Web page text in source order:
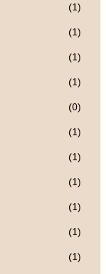
(1)
(1)
(1)
(1)
(0)
(1)
(1)
(1)
(1)
(1)
(1)